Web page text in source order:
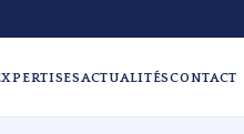
ACTUALITÉSCONTACT